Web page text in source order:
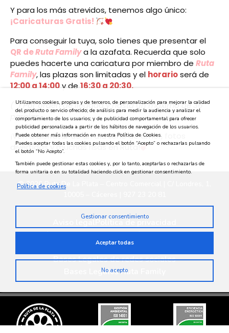
Y para los más atrevidos, tenemos algo único:
¡Caricaturas Gratis!
Para conseguir la tuya, solo tienes que presentar el
QR deRuta Familya la azafata. Recuerda que solo
puedes hacerte una caricatura por miembro de Ruta
Family, las plazas son limitadas y el horarioserá de
12:00 a 14:00y de16:30 a 20:30.
(*) Por orden de llegada y hasta un máximo de 36
parejas.
¡Ven a disfrutar de un día lleno de amor, fotos
divertidas y muchas risas en Ruta!
© 2026 Ruta De La Plata – Centro Comercial | C/ Londres, 1,
Política medioambientalPolítica de cookies
Privacidad en redes sociales
Bases Legales de redes sociales
Bases Legales Ruta Family
Utilizamos cookies, propias y de terceros, de personalización para mejorar la calidad
del producto o servicio ofrecido; de análisis para medir la audiencia y analizar el
comportamiento de los usuarios; y de publicidad comportamental para ofrecer
publicidad personalizada a partir de los hábitos de navegación de los usuarios.
Puede obtener más información en nuestra Política de Cookies.
Puedes aceptar todas las cookies pulsando el botón “Acepto” o rechazarlas pulsando
el botón “No Acepto”.
También puede gestionar estas cookies y, por lo tanto, aceptarlas o rechazarlas de
forma unitaria o en su totalidad haciendo click en gestionar consentimiento.
Política de cookies
Gestionar consentimiento
Aceptar todas
No acepto